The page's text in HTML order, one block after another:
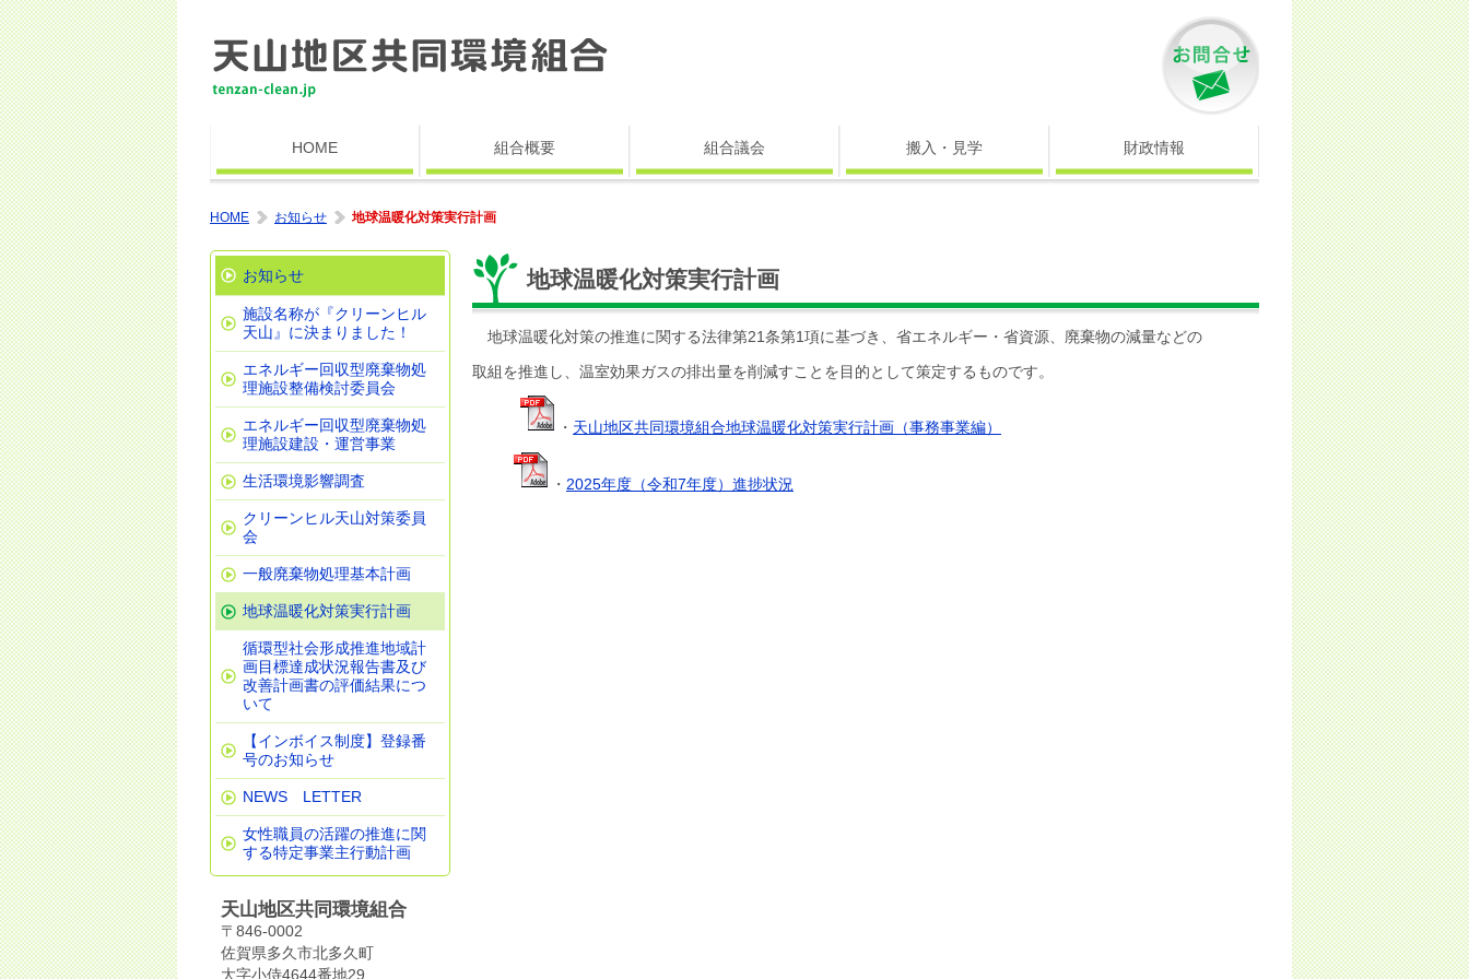
HOME 組合概要 組合議会 搬入・見学 財政情報
HOME お知らせ 地球温暖化対策実行計画
地球温暖化対策実行計画
地球温暖化対策の推進に関する法律第21条第1項に基づき、 省エネルギー・省資源、廃棄物の減量などの
取組を推進し、 温室効果ガスの排出量を削減すことを目的として策定するものです。
・ 天山地区共同環境組合地球温暖化対策実行計画（事務事業編）
・ 2025年度（令和7年度）進捗状況
お知らせ
施設名称が『クリーンヒル
天山』に決まりました！
エネルギー回収型廃棄物処
理施設整備検討委員会
エネルギー回収型廃棄物処
理施設建設・運営事業
生活環境影響調査
クリーンヒル天山対策委員
会
一般廃棄物処理基本計画
地球温暖化対策実行計画
循環型社会形成推進地域計
画目標達成状況報告書及び
改善計画書の評価結果につ
いて
【インボイス制度】登録番
号のお知らせ
NEWS LETTER
女性職員の活躍の推進に関
する特定事業主行動計画
天山地区共同環境組合
〒846-0002
佐賀県多久市北多久町
大字小侍4644番地29